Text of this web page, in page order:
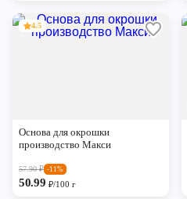
4.5
Основа для окрошки
производство Макси
57.90₽ -11%
50.99₽/100 г